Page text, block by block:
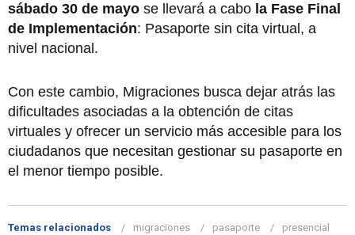
sábado 30 de mayo se llevará a cabo la Fase Final
de Implementación: Pasaporte sin cita virtual, a
nivel nacional.
Con este cambio, Migraciones busca dejar atrás las
dificultades asociadas a la obtención de citas
virtuales y ofrecer un servicio más accesible para los
ciudadanos que necesitan gestionar su pasaporte en
el menor tiempo posible.
Temas relacionados migraciones pasaporte
presencial